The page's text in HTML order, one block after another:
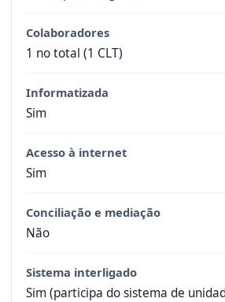
Colaboradores
1 no total (1 CLT)
Informatizada
Sim
Acesso à internet
Sim
Conciliação e mediação
Não
Sistema interligado
Sim (participa do sistema de